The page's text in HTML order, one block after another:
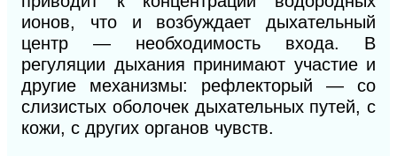
ионов, что и возбуждает дыхательный
центр — необходимость входа. В
регуляции дыхания принимают участие и
другие механизмы: рефлекторый — со
слизистых оболочек дыхательных путей, с
кожи, с других органов чувств.